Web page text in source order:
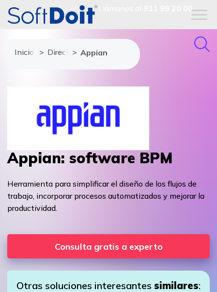
911 98 20 00
Inicio Directorio de proveedores
Appian
Appian: software BPM
Herramienta para simplificar el diseño de los flujos de
trabajo, incorporar procesos automatizados y mejorar la
productividad.
Consulta gratis a experto
Otras soluciones interesantes similares: